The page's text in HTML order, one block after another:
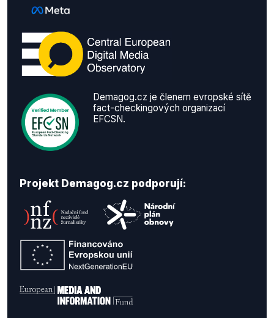
Demagog.cz je členem evropské sítě
fact-checkingových organizací
EFCSN.
Projekt Demagog.cz podporují: